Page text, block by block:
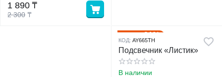
2 300 ₸
1 890 ₸
21%
КОД: AY665TH
Подсвечник «Листик»
В наличии